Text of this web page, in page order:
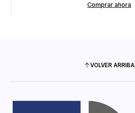
Comprar ahora
VOLVER ARRIBA